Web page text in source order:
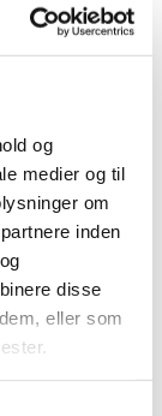
og
medier og til
om
inden
disse
eller som